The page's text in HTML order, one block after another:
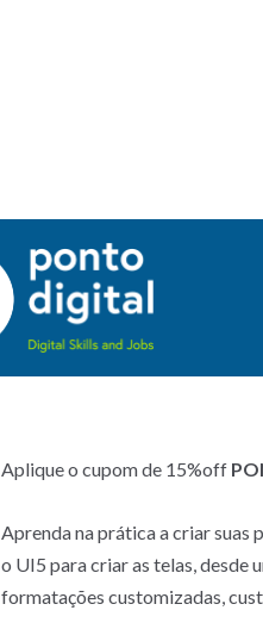
Aplique o cupom de 15%off
Aprenda na prática a criar
o UI5 para criar as telas, desde
formatações customizadas,